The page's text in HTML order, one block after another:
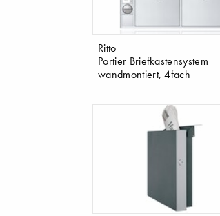
Ritto
Portier Briefkastensystem
wandmontiert, 4fach